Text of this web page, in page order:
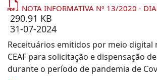
NOTA INFORMATIVA Nº 13/2020 -
290.91 KB
31-07-2024
Receituários emitidos por meio digital
CEAF para solicitação e dispensação
durante o período de pandemia de